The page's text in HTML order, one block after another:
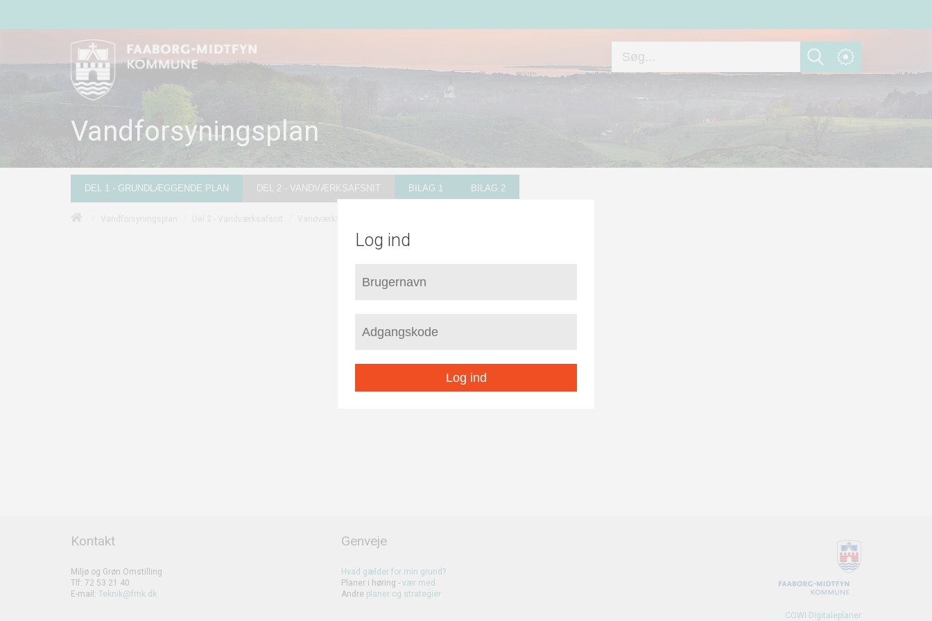
Vandforsyningsplan
DEL 1 - GRUNDLÆGGENDE PLAN DEL 2 - VANDVÆRKSAFSNIT BILAG 1 BILAG 2
Log ind
Log ind
Kontakt
Miljø og Grøn Omstilling
Tlf: 72 53 21 40
E-mail: Teknik@fmk.dk
Genveje
Hvad gælder for min grund?
Planer i høring - vær med
Andre planer og strategier
COWI Digitaleplaner